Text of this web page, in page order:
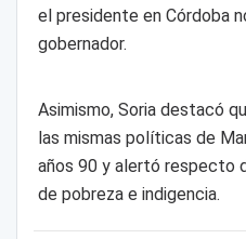
el presidente en Córdoba
gobernador.
Asimismo, Soria destacó
las mismas políticas de
años 90 y alertó respecto
de pobreza e indigencia.